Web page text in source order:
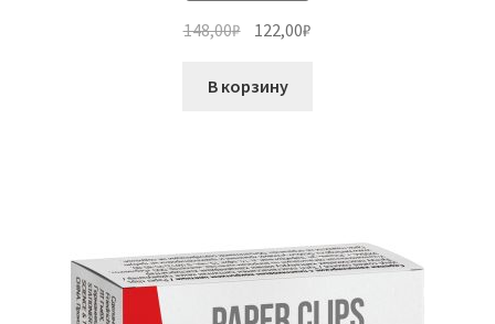
148,00₽ Первоначальная
составляла
122,00₽
В корзину